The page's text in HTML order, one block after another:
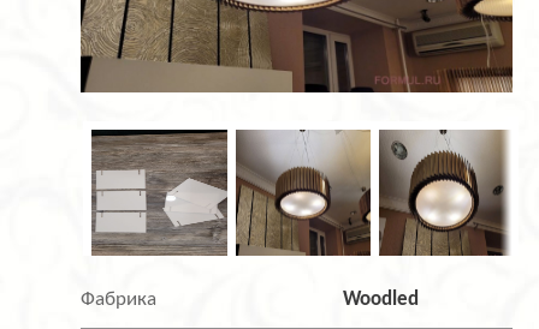
Фабрика Woodled